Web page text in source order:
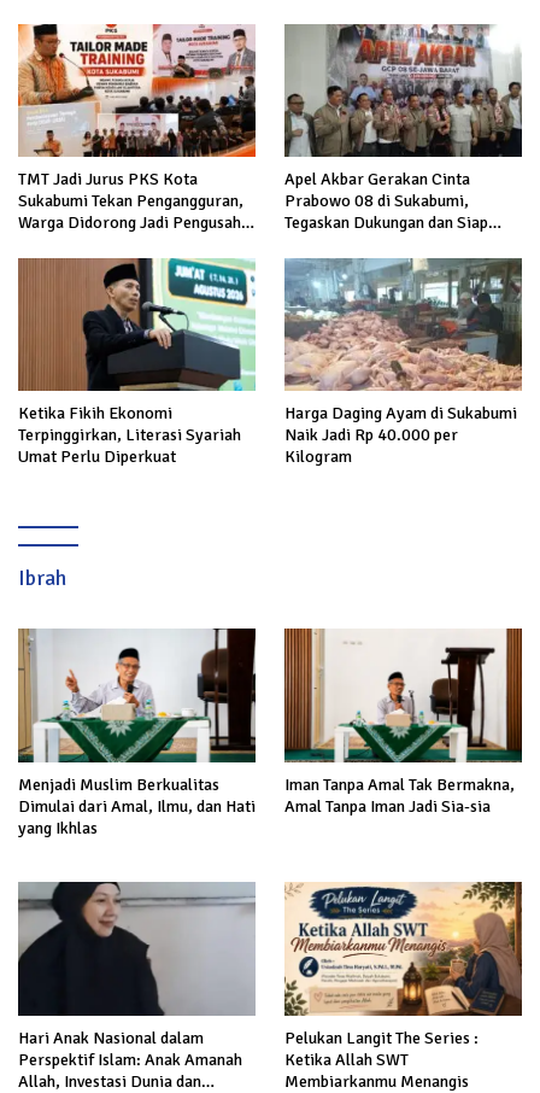
TMT Jadi Jurus PKS Kota
Sukabumi Tekan Pengangguran,
Warga Didorong Jadi Pengusaha
Apel Akbar Gerakan Cinta
Prabowo 08 di Sukabumi,
Tegaskan Dukungan dan Siap
Prabowo
Ketika Fikih Ekonomi
Terpinggirkan, Literasi Syariah
Umat Perlu Diperkuat
Harga Daging Ayam di Sukabumi
Naik Jadi Rp 40.000 per
Kilogram
Ibrah
Menjadi Muslim Berkualitas
Dimulai dari Amal, Ilmu, dan Hati
yang Ikhlas
Iman Tanpa Amal Tak Bermakna,
Amal Tanpa Iman Jadi Sia-sia
Hari Anak Nasional dalam
Perspektif Islam: Anak Amanah
Allah, Investasi Dunia dan
Pelukan Langit The Series :
Ketika Allah SWT
Membiarkanmu Menangis